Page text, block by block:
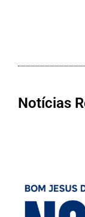
Notícias